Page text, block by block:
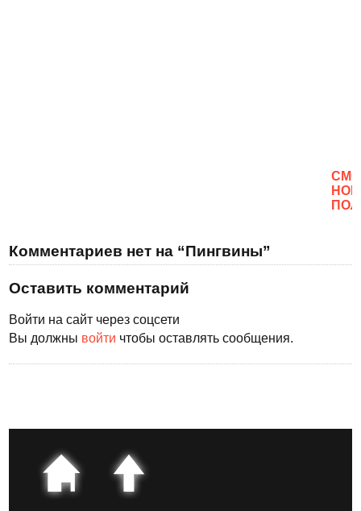
Комментариев нет на “Пингвины”
Оставить комментарий
Войти на сайт через соцсети
Вы должны войти чтобы оставлять сообщения.